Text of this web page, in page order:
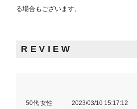
る場合もございます。
REVIEW
50代 女性 2023/03/10 15:17:12